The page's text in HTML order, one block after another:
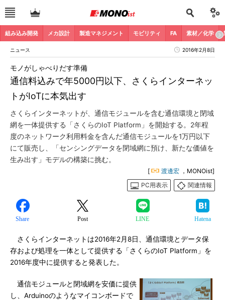
組み込み開発 メカ設計 製造マネジメント モビリティ FA 素材／化学
ニュース 2016年2月8日
通信料込みで年5000円以下、さくらインターネッ
トがIoTに本気出す
モノがしゃべりだす準備
さくらインターネットが、通信モジュールを含む通信環境と閉域
網を一体提供する「さくらのIoT Platform」を開始する。2年程
度のネットワーク利用料金を含んだ通信モジュールを1万円以下
にて販売し、「センシングデータを閉域網に預け、新たな価値を
生み出す」モデルの構築に挑む。
[ 渡邊宏 ，MONOist]
PC用表示
関連情報
Share Post LINE Hatena
さくらインターネットは2016年2月8日、通信環境とデータ保
存および処理を一体として提供する「さくらのIoT Platform」を
2016年度中に提供すると発表した。
通信モジュールと閉域網を安価に提供
し、Arduinoのようなマイコンボードで